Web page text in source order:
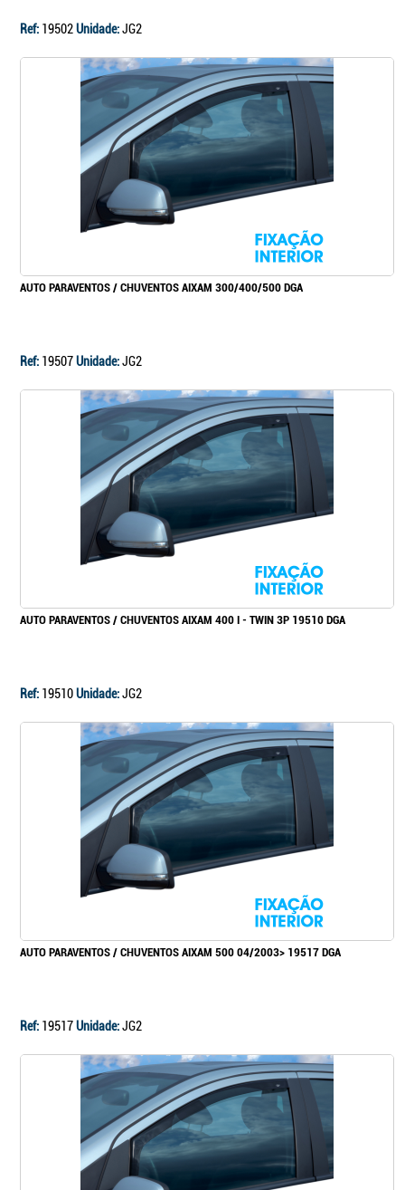
Ref: 19502Unidade:JG2
AUTO PARAVENTOS / CHUVENTOS AIXAM 300/400/500 DGA
Ref: 19507Unidade:JG2
AUTO PARAVENTOS / CHUVENTOS AIXAM 400 I - TWIN 3P 19510 DGA
Ref: 19510Unidade:JG2
AUTO PARAVENTOS / CHUVENTOS AIXAM 500 04/2003> 19517 DGA
Ref: 19517Unidade:JG2
Continuar a comprar